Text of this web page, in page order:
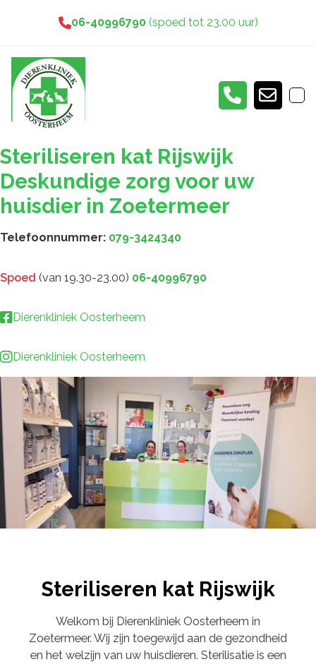
06-40996790(spoed tot 23.00 uur)
Steriliseren kat Rijswijk
Deskundige zorg voor uw
huisdier in Zoetermeer
Telefoonnummer: 079-3424340
Spoed (van 19.30-23.00) 06-40996790
Dierenkliniek Oosterheem
Dierenkliniek Oosterheem
Steriliseren kat Rijswijk
Welkom bij Dierenkliniek Oosterheem in
Zoetermeer. Wij zijn toegewijd aan de gezondheid
en het welzijn van uw huisdieren. Sterilisatie is een